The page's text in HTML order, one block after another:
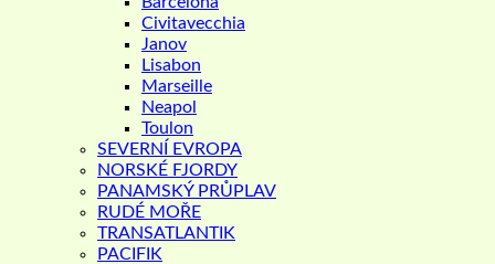
Civitavecchia
Janov
Lisabon
Marseille
Neapol
Toulon
SEVERNÍ EVROPA
NORSKÉ FJORDY
PANAMSKÝ PRŮPLAV
RUDÉ MOŘE
TRANSATLANTIK
PACIFIK